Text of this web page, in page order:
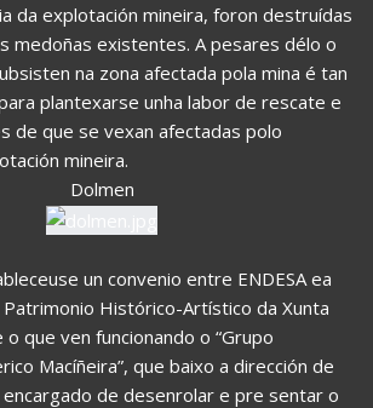
da explotación mineira, foron destruídas
medoñas existentes. A pesares délo o
na zona afectada pola mina é tan
plantexarse unha labor de rescate e
de que se vexan afectadas polo
mineira.
Dolmen
un convenio entre ENDESA ea
Patrimonio Histórico-Artístico da Xunta
o que ven funcionando o “Grupo
Macíñeira”, que baixo a dirección de
de desenrolar e pre sentar o